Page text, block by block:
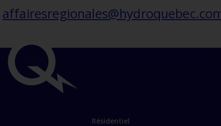
importants
Lien
Résidentiel